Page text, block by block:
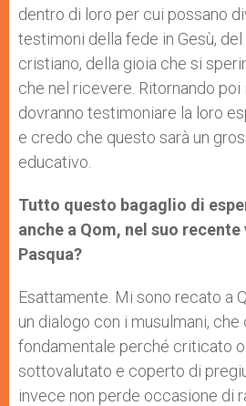
dentro di loro per cui possano
testimoni della fede in Gesù,
cristiano, della gioia che si
che nel ricevere. Ritornando poi
dovranno testimoniare la loro
e credo che questo sarà un
educativo.
Tutto questo bagaglio di
anche a Qom, nel suo
Pasqua?
Esattamente. Mi sono recato a
un dialogo con i musulmani,
fondamentale perché criticato
sottovalutato e coperto di
invece non perde occasione di